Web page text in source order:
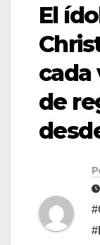
El
cada
de